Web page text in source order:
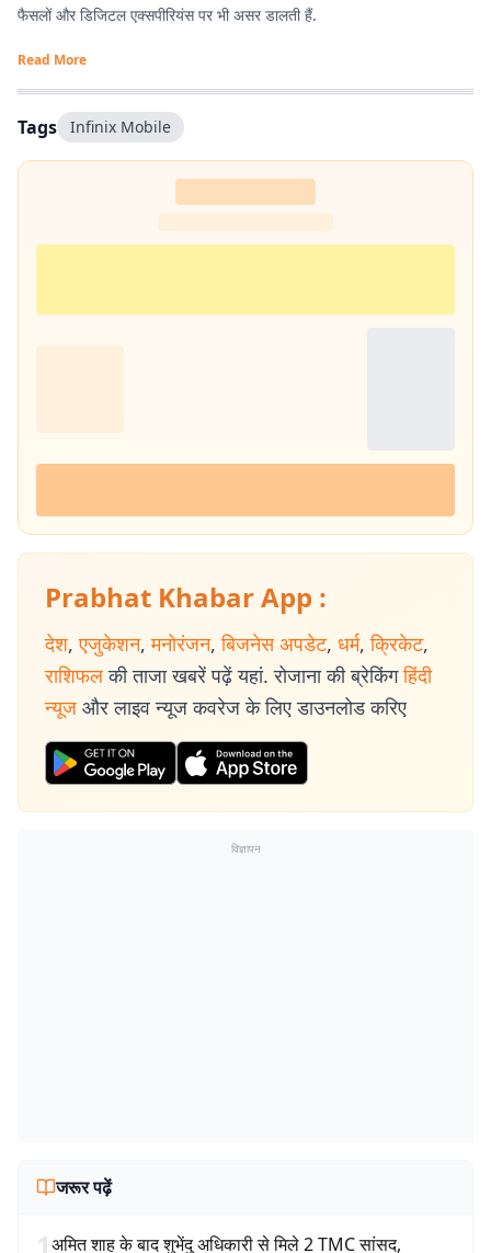
फैसलों और डिजिटल एक्सपीरियंस पर भी असर डालती हैं.
Read More
Tags Infinix Mobile
Prabhat Khabar App :
देश, एजुकेशन, मनोरंजन, बिजनेस अपडेट, धर्म, क्रिकेट,
राशिफल की ताजा खबरें पढ़ें यहां. रोजाना की ब्रेकिंग हिंदी
न्यूज और लाइव न्यूज कवरेज के लिए डाउनलोड करिए
विज्ञापन
जरूर पढ़ें
1अमित शाह के बाद शुभेंदु अधिकारी से मिले 2 TMC सांसद,